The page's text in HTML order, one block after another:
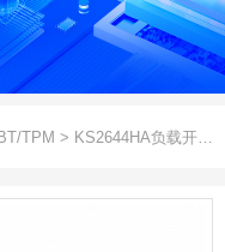
TPM > ​​KS2644HA负载开关N/P通道20V/8A互补的高级功率MOSFET芯片